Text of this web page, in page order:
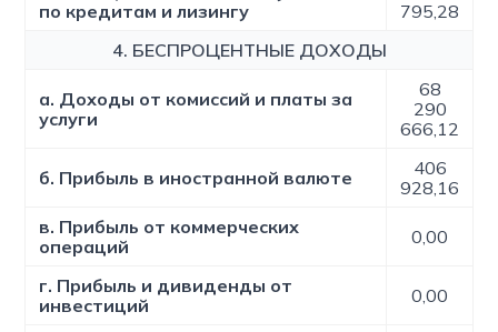
по кредитам и лизингу
795,28
4. БЕСПРОЦЕНТНЫЕ ДОХОДЫ
а. Доходы от комиссий и платы за
услуги
68
290
666,12
б. Прибыль в иностранной валюте
406
928,16
в. Прибыль от коммерческих
операций
0,00
г. Прибыль и дивиденды от
инвестиций
0,00